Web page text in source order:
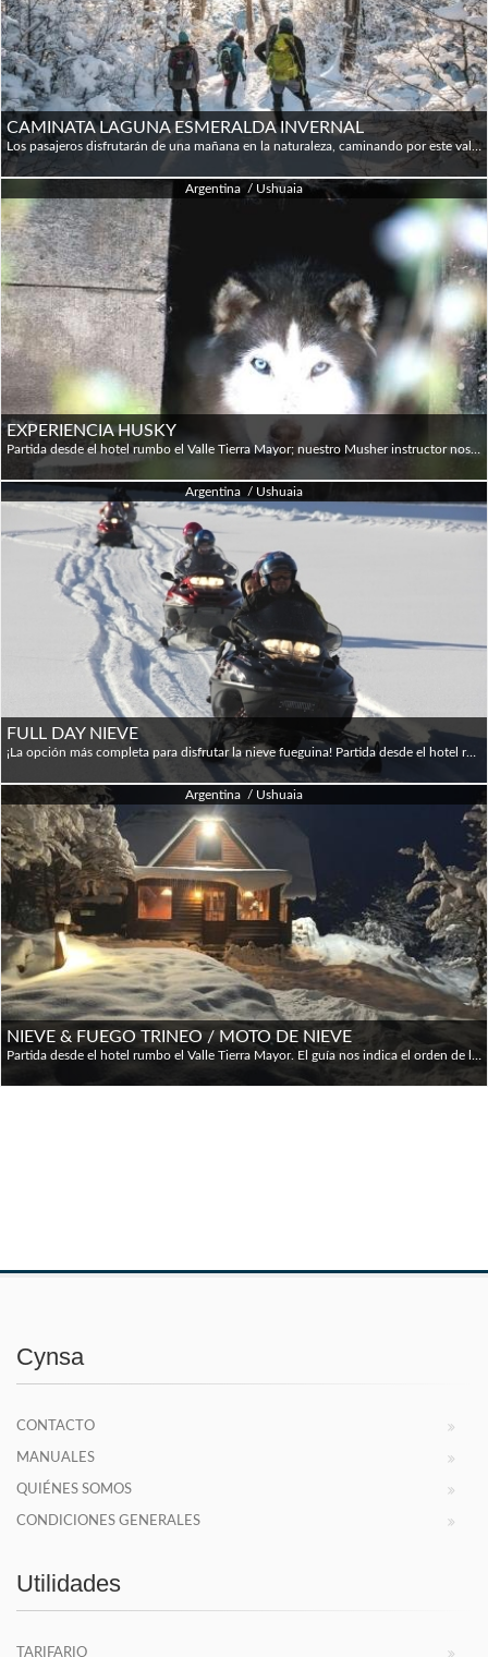
CAMINATA LAGUNA ESMERALDA INVERNAL
Los pasajeros disfrutarán de una mañana en la naturaleza, caminando por este valle de montaña que con sus particulares formaciones ofrece un panorama impactante. Salimos de la ciudad por la Ruta Nacional N° 3 hasta llegar al punto de partida donde nos preparamos para continuar a pie. La duración aproximada desde el inicio de la caminata, hasta alcanzar la laguna es de 2 horas, en las que atravesaremos el bosque subantártico, los valles de turba cubierta de nieve y ríos congelados con diques de castores. Una vez que alcanzamos la laguna, cubierta de nieve, descubriremos que su entorno hace que este lugar tenga un encanto particular. Allí nos detendremos para reponer energías con un lunch box y una bebida caliente, antes de emprender el regreso por el sendero que nos llevó hasta allí. TIMING: 09.00: Salida de la ciudad de Ushuaia 09.30: Comienzo de caminata 12.00: Llegada a la Laguna. Almuerzo 12.30: Comienzo de regreso 14.30: Regreso a la ciudad de Ushuaia 15.00: Llegada a la ciudad • Distancia 9 km | Desnivel positivo 300 mts
Argentina / Ushuaia
EXPERIENCIA HUSKY
Partida desde el hotel rumbo el Valle Tierra Mayor; nuestro Musher instructor nos da la bienvenida brindándonos una charla introductoria al mundo de los perros de trineo, visitando el criadero. Comenzamos luego la instrucción de conducción de trineo, conociendo las técnicas de armado y manejo del mismo. Colocamos los arneses a los perros, los enganchamos al trineo y al grito de ¡SIGA! comienza nuestra aventura en trineos de perros, un viaje intenso y a la vez divertido. A medida que avanzamos nuestra caravana de trineos se adentra en el valle nevado, para culminar en el refugio del hachero donde repondremos calorías con un refrigerio; luego de descansar, mushers y perros continuamos la travesía, atravesando bosque, ríos congelados y experimentando el mágico silencio blanco. Máximo 8 pasajeros y 4 trineos. Para participar los pasajeros deben gozar de un buen estado de salud, le tienen que gustar los perros y poseer un espíritu de trabajo en equipo. Ir en trineos de perros es una actividad comparable a la del ski de fondo, así que hay que estar en una razonable forma física.
Argentina / Ushuaia
FULL DAY NIEVE
¡La opción más completa para disfrutar la nieve fueguina! Partida desde el hotel rumbo al valle Tierra Mayor donde comienza la aventura: nos subimos al vehículo especialmente equipado con orugas y comenzamos el cruce de la gran planicie nevada. El paseo pasa del valle al bosque y culmina en el refugio del Hachero donde tendremos tiempo de tomar fotografías en un paisaje de ensueño. Previa instrucción de nuestro guía nos calzamos las raquetas de nieve y nos dirigimos al refugio Nunatak donde almorzaremos en el Domo calefaccionado y dispondremos de tiempo para divertirnos con los trineos deslizadores. Luego del almuerzo realizamos la experiencia de pasear en un trineo tirado por huskies y conducir en una aventura guiada una moto de nieve. Esta excursión puede ser con opción de trineo o sin trineo. Las motos de nieve son para 2 personas.
Argentina / Ushuaia
NIEVE & FUEGO TRINEO / MOTO DE NIEVE
Partida desde el hotel rumbo el Valle Tierra Mayor. El guía nos indica el orden de las actividades y comenzamos la travesía cruzando el valle en medio de la noche invernal: un camino de antorchas nos marca el ingreso al bosque hasta llegar a la choza, donde el cocinero nos espera con las brochettes y el guiso cocinados al fuego, vino caliente, vinos y la especialidad de la noche "el café del Hachero"; la cena es matizada con una guitarreada. El regreso es con trineo de huskies y moto de nieve.
Cynsa
CONTACTO
MANUALES
QUIÉNES SOMOS
CONDICIONES GENERALES
Utilidades
TARIFARIO